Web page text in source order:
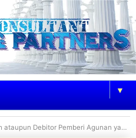
▼
Mengosongkan Objek Jual Beli atau Objek Hak Tanggungan ketika Terjadi Jual Beli atau ketika Dilelang Eksekusi, Sama dengan Tindak Pidana Penipuan